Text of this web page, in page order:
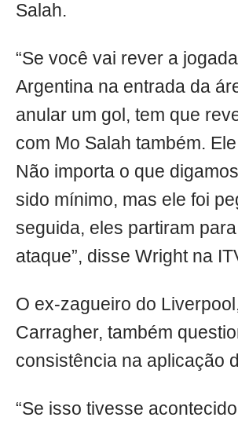
Salah.
“Se você vai rever a
Argentina na entrada da
anular um gol, tem que
com Mo Salah também.
Não importa o que
sido mínimo, mas ele foi
seguida, eles partiram
ataque”, disse Wright na
O ex-zagueiro do
Carragher, também
consistência na aplicação
“Se isso tivesse